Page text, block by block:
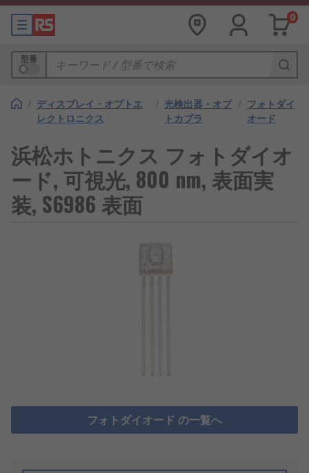
0
型番
/ ディスプレイ・オプトエ
レクトロニクス
/ 光検出器・オプ
トカプラ
/ フォトダイ
オード
浜松ホトニクス フォトダイオ
ード, 可視光, 800 nm, 表面実
装, S6986 表面
フォトダイオード の一覧へ